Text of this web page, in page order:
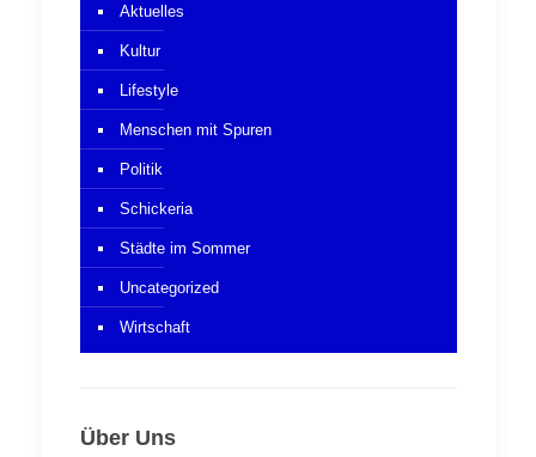
Aktuelles
Kultur
Lifestyle
Menschen mit Spuren
Politik
Schickeria
Städte im Sommer
Uncategorized
Wirtschaft
Über Uns